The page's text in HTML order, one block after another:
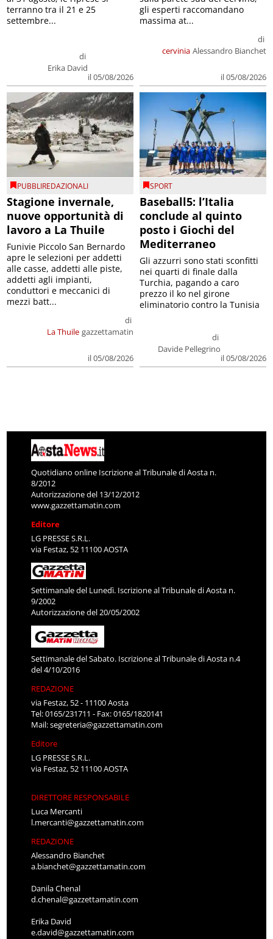
di
Erika David
il 05/08/2026
terranno tra il 21 e 25
settembre...
cervinia
di
Alessandro Bianchet
il 05/08/2026
gli esperti raccomandano
massima at...
PUBBLIREDAZIONALI
Stagione invernale,
nuove opportunità di
lavoro a La Thuile
La Thuile
di
gazzettamatin
il 05/08/2026
Funivie Piccolo San Bernardo
apre le selezioni per addetti
alle casse, addetti alle piste,
addetti agli impianti,
conduttori e meccanici di
mezzi batt...
SPORT
Baseball5: l’Italia
conclude al quinto
posto i Giochi del
Mediterraneo
di
Davide Pellegrino
il 05/08/2026
Gli azzurri sono stati sconfitti
nei quarti di finale dalla
Turchia, pagando a caro
prezzo il ko nel girone
eliminatorio contro la Tunisia
Quotidiano online Iscrizione al Tribunale di Aosta n.
8/2012
Autorizzazione del 13/12/2012
www.gazzettamatin.com
Editore
LG PRESSE S.R.L.
via Festaz, 52 11100 AOSTA
Settimanale del Lunedì. Iscrizione al Tribunale di Aosta n.
9/2002
Autorizzazione del 20/05/2002
Settimanale del Sabato. Iscrizione al Tribunale di Aosta n.4
del 4/10/2016
REDAZIONE
via Festaz, 52 - 11100 Aosta
Tel: 0165/231711 - Fax: 0165/1820141
Mail:segreteria@gazzettamatin.com
Editore
LG PRESSE S.R.L.
via Festaz, 52 11100 AOSTA
DIRETTORE RESPONSABILE
Luca Mercanti
l.mercanti@gazzettamatin.com
REDAZIONE
Alessandro Bianchet
a.bianchet@gazzettamatin.com
Danila Chenal
d.chenal@gazzettamatin.com
Erika David
e.david@gazzettamatin.com